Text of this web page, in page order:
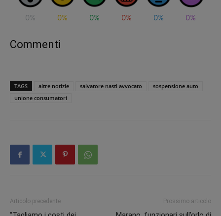
0% 0% 0% 0% 0% 0%
Commenti
TAGS altre notizie salvatore nasti avvocato
sospensione auto
unione consumatori
Articolo precedente Prossimo articolo